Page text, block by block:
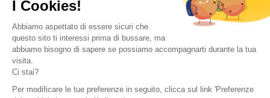
Social media